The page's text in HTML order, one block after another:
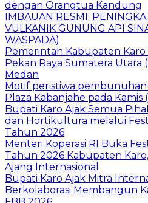
dengan Orangtua Kandung
IMBAUAN RESMI:
VULKANIK GUNUNG API
WASPADA)
Pemerintah Kabupaten
Pekan Raya Sumatera Utara
Medan
Motif peristiwa
Plaza Kabanjahe pada Kamis
Bupati Karo Ajak Semua
dan Hortikultura melalui
Tahun 2026
Menteri Koperasi RI Buka
Tahun 2026 Kabupaten
Ajang Internasional
Bupati Karo Ajak Mitra
Berkolaborasi Membangun